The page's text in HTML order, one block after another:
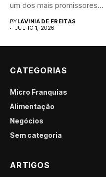
um dos mais promissores
BYLAVINIA DE FREITAS
JULHO 1, 2026
CATEGORIAS
Micro Franquias
Alimentação
Negócios
Sem categoria
ARTIGOS